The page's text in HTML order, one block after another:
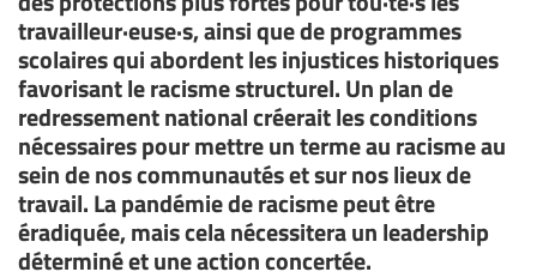
travailleur·euse·s, ainsi que de programmes
scolaires qui abordent les injustices historiques
favorisant le racisme structurel. Un plan de
redressement national créerait les conditions
nécessaires pour mettre un terme au racisme au
sein de nos communautés et sur nos lieux de
travail. La pandémie de racisme peut être
éradiquée, mais cela nécessitera un leadership
déterminé et une action concertée.